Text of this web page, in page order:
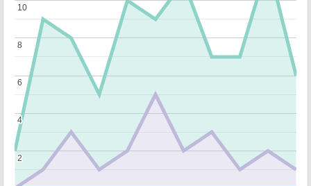
2
2
4
4
6
6
8
8
10
10